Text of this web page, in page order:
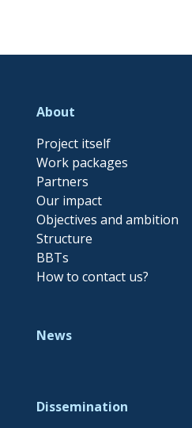
About
Project itself
Work packages
Partners
Our impact
Objectives and ambition
Structure
BBTs
How to contact us?
News
Dissemination